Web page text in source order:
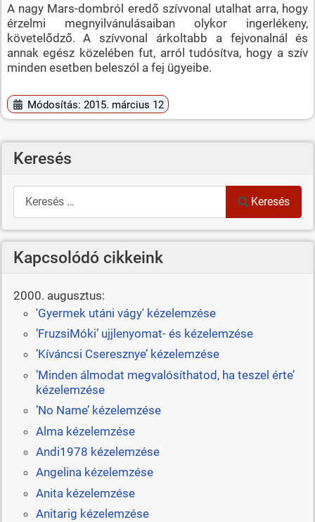
A nagy Mars-dombról eredő szívvonal utalhat arra, hogy
érzelmi megnyilvánulásaiban olykor ingerlékeny,
követelődző. A szívvonal árkoltabb a fejvonalnál és
annak egész közelében fut, arról tudósítva, hogy a szív
minden esetben beleszól a fej ügyeibe.
Módosítás: 2015. március 12
Keresés
Keresés
Keresés
Kapcsolódó cikkeink
2000. augusztus:
'Gyermek utáni vágy' kézelemzése
’FruzsiMóki’ ujjlenyomat- és kézelemzése
’Kíváncsi Cseresznye’ kézelemzése
’Minden álmodat megvalósíthatod, ha teszel érte’
kézelemzése
’No Name’ kézelemzése
Alma kézelemzése
Andi1978 kézelemzése
Angelina kézelemzése
Anita kézelemzése
Anitarig kézelemzése